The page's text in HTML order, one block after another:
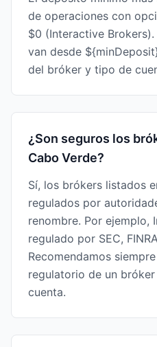
de operaciones con
$0 (Interactive
van desde
del bróker y tipo de
¿Son seguros los
Cabo Verde?
Sí, los brókers listados
regulados por
renombre. Por ejemplo,
regulado por SEC,
Recomendamos
regulatorio de un
cuenta.